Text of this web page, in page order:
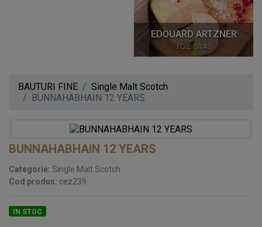
EDOUARD ARTZNER
FOIE GRAS
BAUTURI FINE
Single Malt Scotch
BUNNAHABHAIN 12 YEARS
BUNNAHABHAIN 12 YEARS
Categorie: Single Malt Scotch
Cod produs: cez239
IN STOC